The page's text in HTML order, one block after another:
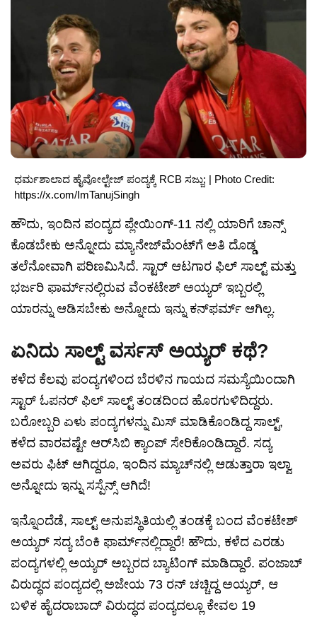
ಧರ್ಮಶಾಲಾದ ಹೈವೋಲ್ಟೇಜ್ ಪಂದ್ಯಕ್ಕೆ RCB ಸಜ್ಜು; | Photo Credit:
https://x.com/ImTanujSingh
ಹೌದು, ಇಂದಿನ ಪಂದ್ಯದ ಪ್ಲೇಯಿಂಗ್-11 ನಲ್ಲಿ ಯಾರಿಗೆ ಚಾನ್ಸ್
ಕೊಡಬೇಕು ಅನ್ನೋದು ಮ್ಯಾನೇಜ್‌ಮೆಂಟ್‌ಗೆ ಅತಿ ದೊಡ್ಡ
ತಲೆನೋವಾಗಿ ಪರಿಣಮಿಸಿದೆ. ಸ್ಟಾರ್ ಆಟಗಾರ ಫಿಲ್ ಸಾಲ್ಟ್ ಮತ್ತು
ಭರ್ಜರಿ ಫಾರ್ಮ್‌ನಲ್ಲಿರುವ ವೆಂಕಟೇಶ್ ಅಯ್ಯರ್ ಇಬ್ಬರಲ್ಲಿ
ಯಾರನ್ನು ಆಡಿಸಬೇಕು ಅನ್ನೋದು ಇನ್ನು ಕನ್‌ಫರ್ಮ್ ಆಗಿಲ್ಲ.
ಏನಿದು ಸಾಲ್ಟ್ ವರ್ಸಸ್ ಅಯ್ಯರ್ ಕಥೆ?
ಕಳೆದ ಕೆಲವು ಪಂದ್ಯಗಳಿಂದ ಬೆರಳಿನ ಗಾಯದ ಸಮಸ್ಯೆಯಿಂದಾಗಿ
ಸ್ಟಾರ್ ಓಪನರ್ ಫಿಲ್ ಸಾಲ್ಟ್ ತಂಡದಿಂದ ಹೊರಗುಳಿದಿದ್ದರು.
ಬರೋಬ್ಬರಿ ಏಳು ಪಂದ್ಯಗಳನ್ನು ಮಿಸ್ ಮಾಡಿಕೊಂಡಿದ್ದ ಸಾಲ್ಟ್,
ಕಳೆದ ವಾರವಷ್ಟೇ ಆರ್‌ಸಿಬಿ ಕ್ಯಾಂಪ್ ಸೇರಿಕೊಂಡಿದ್ದಾರೆ. ಸದ್ಯ
ಅವರು ಫಿಟ್ ಆಗಿದ್ದರೂ, ಇಂದಿನ ಮ್ಯಾಚ್‌ನಲ್ಲಿ ಆಡುತ್ತಾರಾ ಇಲ್ವಾ
ಅನ್ನೋದು ಇನ್ನು ಸಸ್ಪೆನ್ಸ್ ಆಗಿದೆ!
ಇನ್ನೊಂದೆಡೆ, ಸಾಲ್ಟ್ ಅನುಪಸ್ಥಿತಿಯಲ್ಲಿ ತಂಡಕ್ಕೆ ಬಂದ ವೆಂಕಟೇಶ್
ಅಯ್ಯರ್ ಸದ್ಯ ಬೆಂಕಿ ಫಾರ್ಮ್‌ನಲ್ಲಿದ್ದಾರೆ! ಹೌದು, ಕಳೆದ ಎರಡು
ಪಂದ್ಯಗಳಲ್ಲಿ ಅಯ್ಯರ್ ಅಬ್ಬರದ ಬ್ಯಾಟಿಂಗ್ ಮಾಡಿದ್ದಾರೆ. ಪಂಜಾಬ್
ವಿರುದ್ಧದ ಪಂದ್ಯದಲ್ಲಿ ಅಜೇಯ 73 ರನ್ ಚಚ್ಚಿದ್ದ ಅಯ್ಯರ್, ಆ
ಬಳಿಕ ಹೈದರಾಬಾದ್ ವಿರುದ್ಧದ ಪಂದ್ಯದಲ್ಲೂ ಕೇವಲ 19